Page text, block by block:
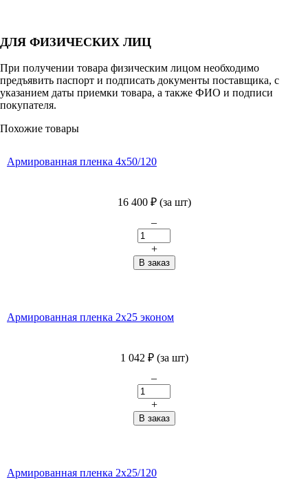
ДЛЯ ФИЗИЧЕСКИХ ЛИЦ
При получении товара физическим лицом необходимо
предъявить паспорт и подписать документы поставщика, с
указанием даты приемки товара, а также ФИО и подписи
покупателя.
Похожие товары
Армированная пленка 4х50/120
16 400 ₽ (за шт)
–
+
Армированная пленка 2х25 эконом
1 042 ₽ (за шт)
–
+
Армированная пленка 2х25/120